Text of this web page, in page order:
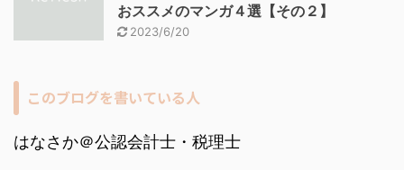
おススメのマンガ４選【その２】
2023/6/20
このブログを書いている人
はなさか＠公認会計士・税理士